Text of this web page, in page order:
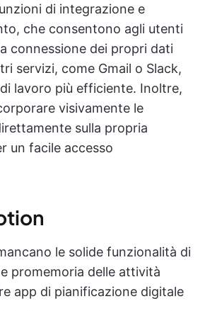
di integrazione e
che consentono agli utenti
connessione dei propri dati
servizi, come Gmail o Slack,
lavoro più efficiente. Inoltre,
visivamente le
sulla propria
un facile accesso
le solide funzionalità di
promemoria delle attività
app di pianificazione digitale